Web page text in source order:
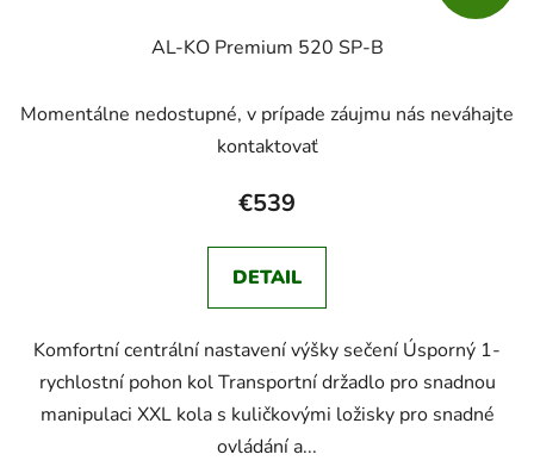
AL-KO Premium 520 SP-B
Momentálne nedostupné, v prípade záujmu nás neváhajte
kontaktovať
€539
DETAIL
Komfortní centrální nastavení výšky sečení Úsporný 1-
rychlostní pohon kol Transportní držadlo pro snadnou
manipulaci XXL kola s kuličkovými ložisky pro snadné
ovládání a...